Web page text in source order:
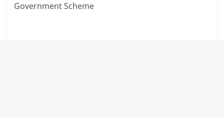
Government Scheme